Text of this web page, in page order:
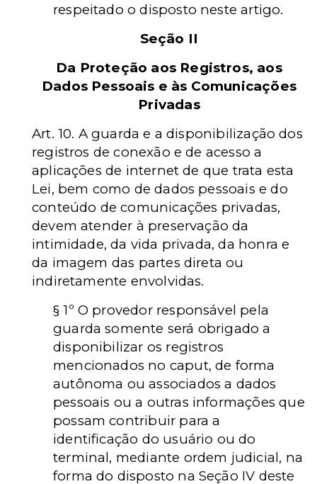
respeitado o disposto neste artigo.
Seção II
Da Proteção aos Registros, aos
Dados Pessoais e às Comunicações
Privadas
Art. 10. A guarda e a disponibilização dos
registros de conexão e de acesso a
aplicações de internet de que trata esta
Lei, bem como de dados pessoais e do
conteúdo de comunicações privadas,
devem atender à preservação da
intimidade, da vida privada, da honra e
da imagem das partes direta ou
indiretamente envolvidas.
§ 1º O provedor responsável pela
guarda somente será obrigado a
disponibilizar os registros
mencionados no caput, de forma
autônoma ou associados a dados
pessoais ou a outras informações que
possam contribuir para a
identificação do usuário ou do
terminal, mediante ordem judicial, na
forma do disposto na Seção IV deste